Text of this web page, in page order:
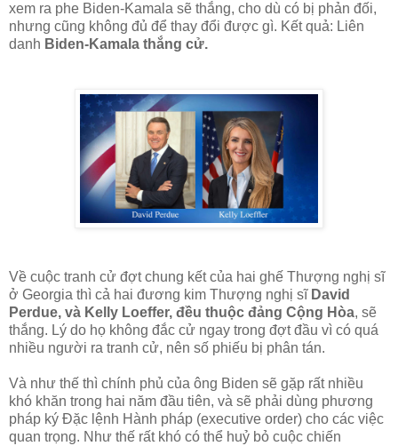
xem ra phe Biden-Kamala sẽ thắng, cho dù có bị phản đối,
nhưng cũng không đủ để thay đổi được gì. Kết quả: Liên
danh Biden-Kamala thắng cử.
Về cuộc tranh cử đợt chung kết của hai ghế Thượng nghị sĩ
ở Georgia thì cả hai đương kim Thượng nghị sĩ David
Perdue, và Kelly Loeffer, đều thuộc đảng Cộng Hòa, sẽ
thắng. Lý do họ không đắc cử ngay trong đợt đầu vì có quá
nhiều người ra tranh cử, nên số phiếu bị phân tán.
Và như thế thì chính phủ của ông Biden sẽ gặp rất nhiều
khó khăn trong hai năm đầu tiên, và sẽ phải dùng phương
pháp ký Đặc lệnh Hành pháp (executive order) cho các việc
quan trọng. Như thế rất khó có thể huỷ bỏ cuộc chiến